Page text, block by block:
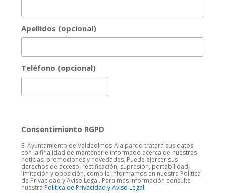
Apellidos (opcional)
Teléfono (opcional)
Consentimiento RGPD
El Ayuntamiento de Valdeolmos-Alalpardo tratará sus datos
con la finalidad de mantenerle informado acerca de nuestras
noticias, promociones y novedades. Puede ejercer sus
derechos de acceso, rectificación, supresión, portabilidad,
limitación y oposición, como le informamos en nuestra Política
de Privacidad y Aviso Legal. Para más información consulte
nuestra Politica de Privacidad y Aviso Legal